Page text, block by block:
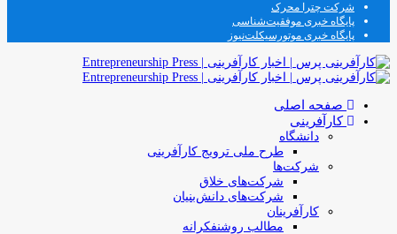
شرکت چترا محرک
پایگاه خبری موفقیت‌شناسی
پایگاه خبری موتورسیکلت‌نیوز
صفحه اصلی
کارآفرینی
دانشگاه
طرح ملی ترویج کارآفرینی
شرکت‌ها
شرکت‌های خلاق
شرکت‌های دانش‌بنیان
کارآفرینان
مطالب روشنفکرانه